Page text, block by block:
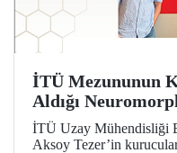
İTÜ Mezununun
Aldığı
Prestijli
İTÜ Uzay Mühendisliği
Aksoy Tezer’in